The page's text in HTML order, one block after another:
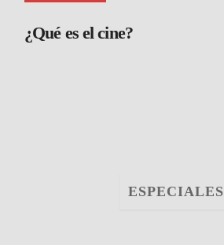
¿Qué es el cine?
ESPECIALES